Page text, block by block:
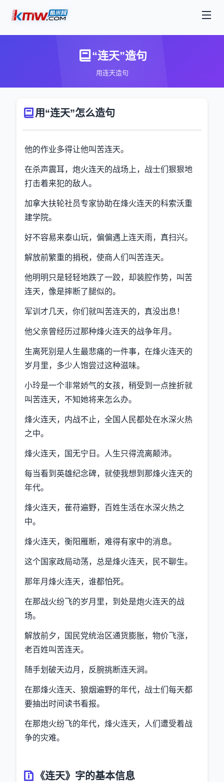
“连天”造句
用连天造句
用“连天”怎么造句
他的作业多得让他叫苦连天。
在杀声震耳，炮火连天的战场上，战士们狠狠地
打击着来犯的敌人。
加拿大扶轮社员专家协助在烽火连天的科索沃重
建学院。
好不容易来泰山玩，偏偏遇上连天雨，真扫兴。
解放前繁重的捐税，使商人们叫苦连天。
他明明只是轻轻地跌了一跤，却装腔作势，叫苦
连天，像是摔断了腿似的。
军训才几天，你们就叫苦连天的，真没出息！
他父亲曾经历过那种烽火连天的战争年月。
生离死别是人生最悲痛的一件事，在烽火连天的
岁月里，多少人饱尝过这种滋味。
小玲是一个非常娇气的女孩，稍受到一点挫折就
叫苦连天，不知她将来怎么办。
烽火连天，内战不止，全国人民都处在水深火热
之中。
烽火连天，国无宁日。人生只得流离颠沛。
每当看到英雄纪念碑，就使我想到那烽火连天的
年代。
烽火连天，萑苻遍野，百姓生活在水深火热之
中。
烽火连天，衡阳雁断，难得有家中的消息。
这个国家政局动荡，总是烽火连天，民不聊生。
那年月烽火连天，谁都怕死。
在那战火纷飞的岁月里，到处是炮火连天的战
场。
解放前夕，国民党统治区通货膨胀，物价飞涨，
老百姓叫苦连天。
随手划破天边月，反腕挑断连天涧。
在那烽火连天、狼烟遍野的年代，战士们每天都
要抽出时间读书看报。
在那炮火纷飞的年代，烽火连天，人们遭受着战
争的灾难。
《连天》字的基本信息